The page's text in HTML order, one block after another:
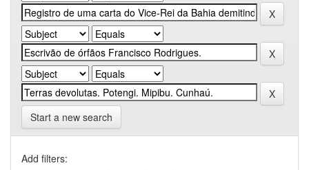
Start a new search
Add filters: